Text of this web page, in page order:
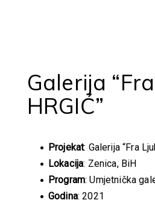
Galerija
HRGIĆ”
Projekat: Galerija “Fra
Lokacija: Zenica, BiH
Program: Umjetnička
Godina: 2021